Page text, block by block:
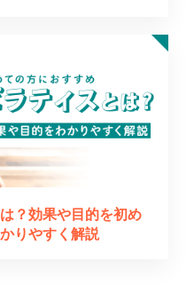
？効果や目的を初め
りやすく解説